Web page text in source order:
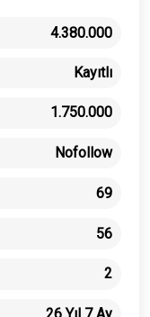
4.380.000
Kayıtlı
1.750.000
Nofollow
69
56
2